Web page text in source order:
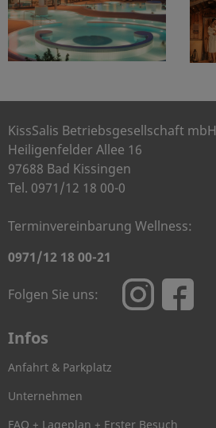
KissSalis Betriebsgesellschaft mbH
Heiligenfelder Allee 16
97688 Bad Kissingen
Tel. 0971/12 18 00-0
Terminvereinbarung Wellness:
0971/12 18 00-21
Folgen Sie uns:
Infos
Anfahrt & Parkplatz
Unternehmen
FAQ + Lageplan + Erster Besuch